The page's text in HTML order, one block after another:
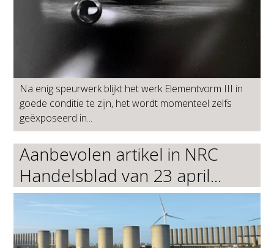
Na enig speurwerk blijkt het werk Elementvorm III in
goede conditie te zijn, het wordt momenteel zelfs
geëxposeerd in...
Aanbevolen artikel in NRC
Handelsblad van 23 april...